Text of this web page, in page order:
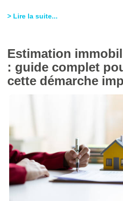
> Lire la suite...
Estimation
: guide complet
cette démarche